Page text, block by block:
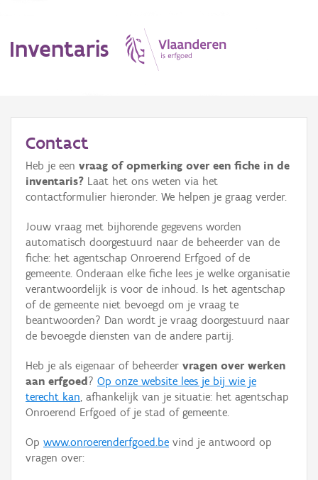
Inventaris
Erfgoedobject
Aanduidingsobject
Waarneming
Thema
Gebeurtenis
Persoon of collectief
Hergebruik
Aanmelden
Contact
Heb je een vraag of opmerking over een fiche in de
inventaris? Laat het ons weten via het
contactformulier hieronder. We helpen je graag verder.
Jouw vraag met bijhorende gegevens worden
automatisch doorgestuurd naar de beheerder van de
fiche: het agentschap Onroerend Erfgoed of de
gemeente. Onderaan elke fiche lees je welke organisatie
verantwoordelijk is voor de inhoud. Is het agentschap
of de gemeente niet bevoegd om je vraag te
beantwoorden? Dan wordt je vraag doorgestuurd naar
de bevoegde diensten van de andere partij.
Heb je als eigenaar of beheerder vragen over werken
aan erfgoed ? Op onze website lees je bij wie je
terecht kan, afhankelijk van je situatie: het agentschap
Onroerend Erfgoed of je stad of gemeente.
Op www.onroerenderfgoed.be vind je antwoord op
vragen over: